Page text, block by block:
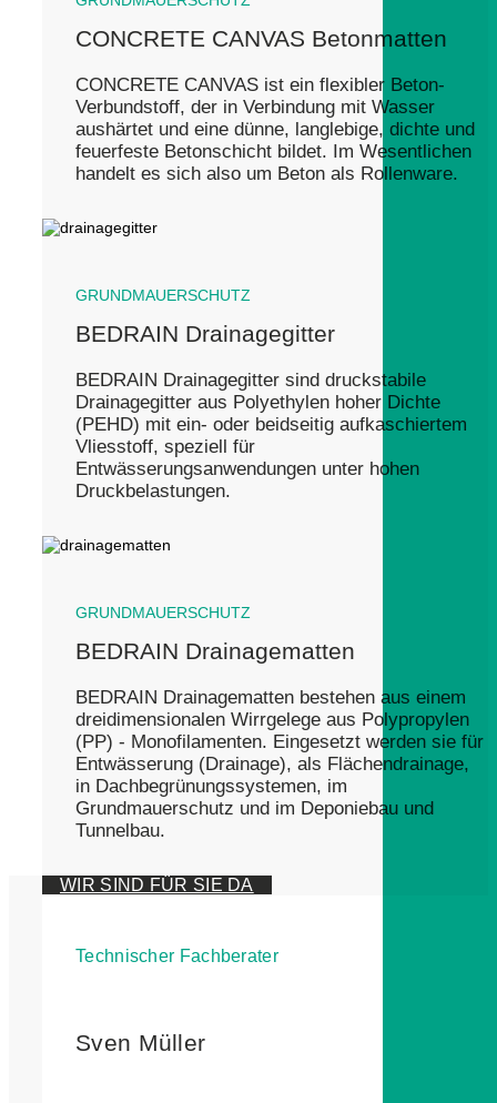
CONCRETE CANVAS Betonmatten
CONCRETE CANVAS ist ein flexibler Beton-
Verbundstoff, der in Verbindung mit Wasser
aushärtet und eine dünne, langlebige, dichte und
feuerfeste Betonschicht bildet. Im Wesentlichen
handelt es sich also um Beton als Rollenware.
GRUNDMAUERSCHUTZ
BEDRAIN Drainagegitter
BEDRAIN Drainagegitter sind druckstabile
Drainagegitter aus Polyethylen hoher Dichte
(PEHD) mit ein- oder beidseitig aufkaschiertem
Vliesstoff, speziell für
Entwässerungsanwendungen unter hohen
Druckbelastungen.
GRUNDMAUERSCHUTZ
BEDRAIN Drainagematten
BEDRAIN Drainagematten bestehen aus einem
dreidimensionalen Wirrgelege aus Polypropylen
(PP) - Monofilamenten. Eingesetzt werden sie für
Entwässerung (Drainage), als Flächendrainage,
in Dachbegrünungssystemen, im
Grundmauerschutz und im Deponiebau und
Tunnelbau.
WIR SIND FÜR SIE DA
Technischer Fachberater
Sven Müller